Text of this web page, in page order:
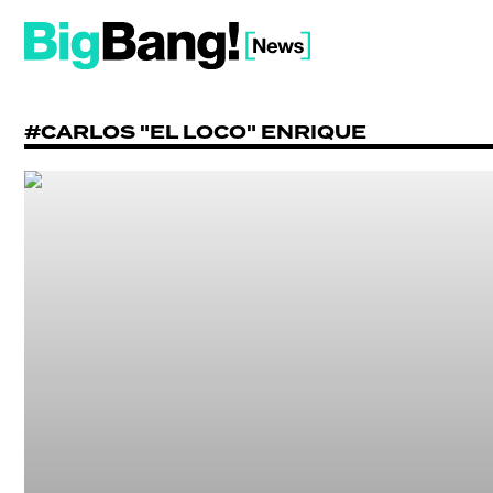
#CARLOS "EL LOCO" ENRIQUE